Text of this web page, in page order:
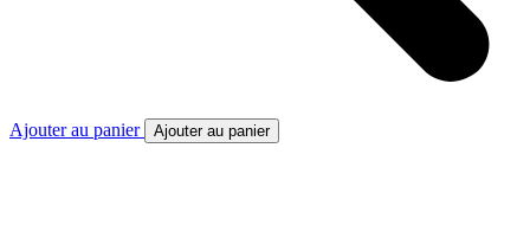
Ajouter au panier Ajouter au panier